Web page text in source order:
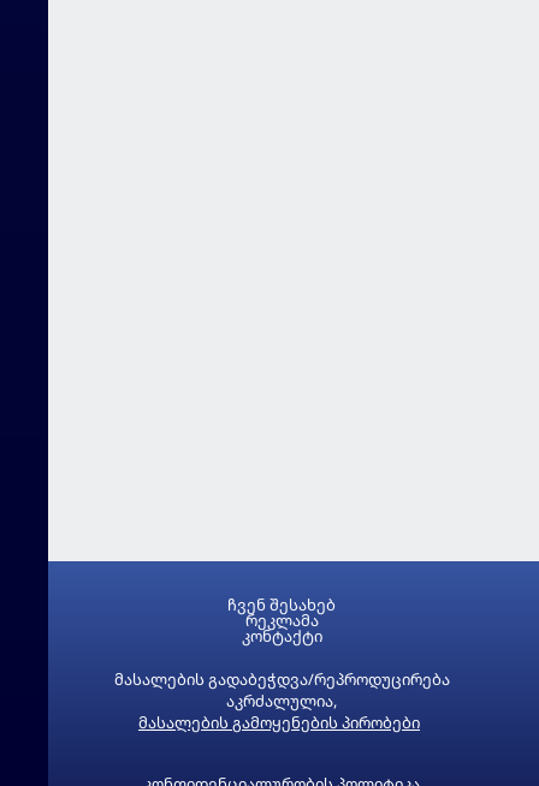
მასალების გადაბეჭდვა/რეპროდუცირება
აკრძალულია,
მასალების გამოყენების პირობები
ჩვენ შესახებ
რეკლამა
კონტაქტი